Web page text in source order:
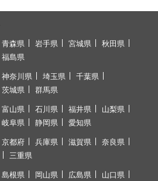
青森県 岩手県 宮城県
秋田県
福島県
神奈川県 埼玉県
千葉県
茨城県 群馬県
富山県 石川県 福井県
山梨県
岐阜県 静岡県 愛知県
京都府 兵庫県 滋賀県
奈良県
三重県
島根県 岡山県 広島県
山口県